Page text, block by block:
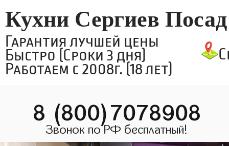
Кухни Сергиев Посад
Гарантия лучшей цены
Быстро (Сроки 3 дня)
Работаем с 2008г. (18 лет)
8 (800)7078908
Звонок по РФ бесплатный!